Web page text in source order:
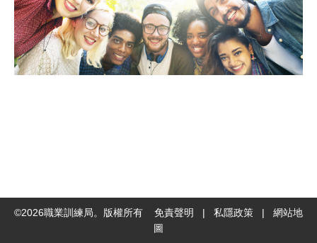
©2026職業訓練局。版權所有 免責聲明 | 私隱政策 | 網站地
圖